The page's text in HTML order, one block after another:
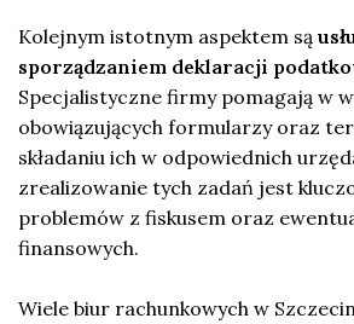
Kolejnym istotnym aspektem są
sporządzaniem deklaracji
Specjalistyczne firmy pomagają w
obowiązujących formularzy oraz
składaniu ich w odpowiednich
zrealizowanie tych zadań jest
problemów z fiskusem oraz
finansowych.
Wiele biur rachunkowych w